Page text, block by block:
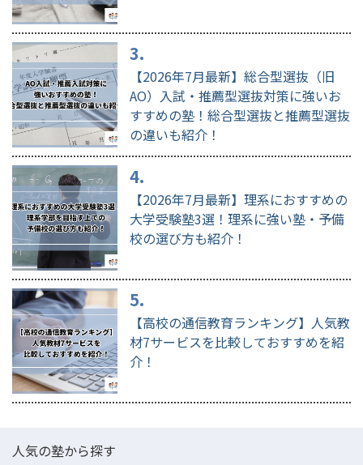
【2026年7月最新】総合型選抜（旧
AO）入試・推薦型選抜対策に強いお
すすめの塾！総合型選抜と推薦型選抜
の違いも紹介！
【2026年7月最新】理系におすすめの
大学受験塾3選！理系に強い塾・予備
校の選び方も紹介！
【高校の通信教育ランキング】人気教
材7サービスを比較しておすすめを紹
介！
人気の塾から探す